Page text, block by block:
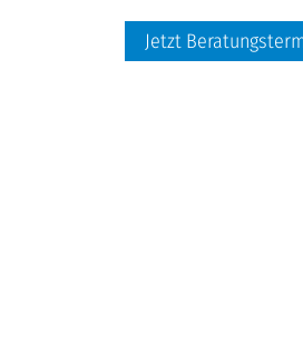
Jetzt